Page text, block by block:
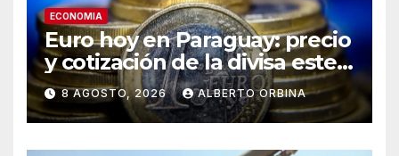
ECONOMIA
Euro hoy en Paraguay: precio
y cotización de la divisa este
sábado 8 de agosto de 2026
8 AGOSTO, 2026 ALBERTO ORBINA